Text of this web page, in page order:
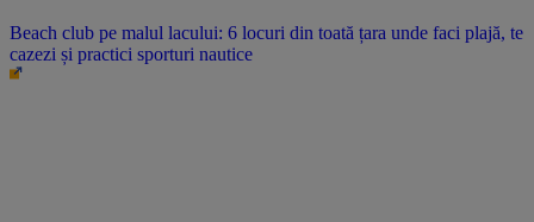
Beach club pe malul lacului: 6 locuri din toată țara unde faci plajă, te
cazezi și practici sporturi nautice